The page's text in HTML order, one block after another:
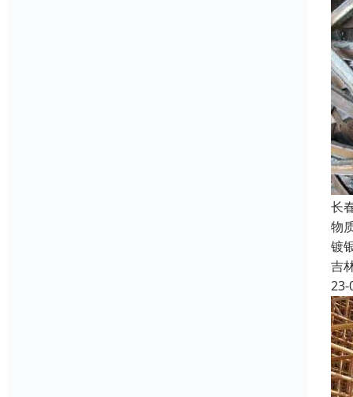
长
物
镀
吉
23-